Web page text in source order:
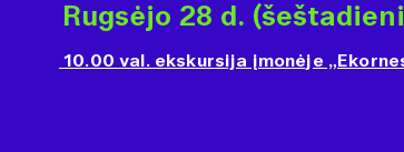
Rugsėjo 28 d.
10.00 val. ekskursija įmonėje